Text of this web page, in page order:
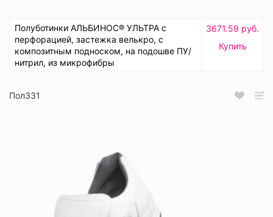
Полуботинки АЛЬБИНОС® УЛЬТРА с
перфорацией, застежка велькро, с
композитным подноском, на подошве ПУ/
нитрил, из микрофибры
3671.59 руб.
Купить
Пол331